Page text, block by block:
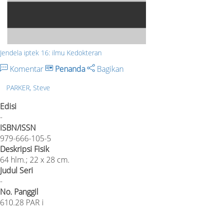
Jendela iptek 16: ilmu Kedokteran
Komentar Penanda Bagikan
PARKER, Steve
Edisi
-
ISBN/ISSN
979-666-105-5
Deskripsi Fisik
64 hlm.; 22 x 28 cm.
Judul Seri
-
No. Panggil
610.28 PAR i